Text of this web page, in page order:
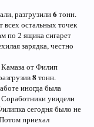
разгрузили6тонн.
всех остальных точек
по 2 ящика сигарет
зарядка, честно
от Филип
8тонн.
иногда была
Соработники увидели
сегодня было не
приехал